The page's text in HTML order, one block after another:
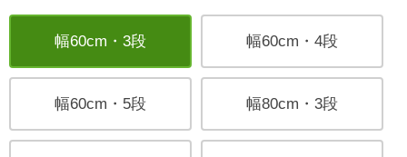
幅60cm・3段 幅60cm・4段
幅60cm・5段 幅80cm・3段